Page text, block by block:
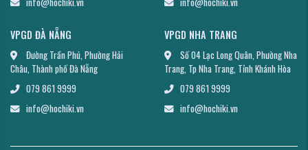
VPGD ĐÀ NẴNG
Đường Trần Phú, Phường Hải
Châu, Thành phố Đà Nẵng
079 861 9999
info@hochiki.vn
VPGD NHA TRANG
Số 04 Lạc Long Quân, Phường Nha
Trang, Tp Nha Trang, Tỉnh Khánh Hòa
079 861 9999
info@hochiki.vn